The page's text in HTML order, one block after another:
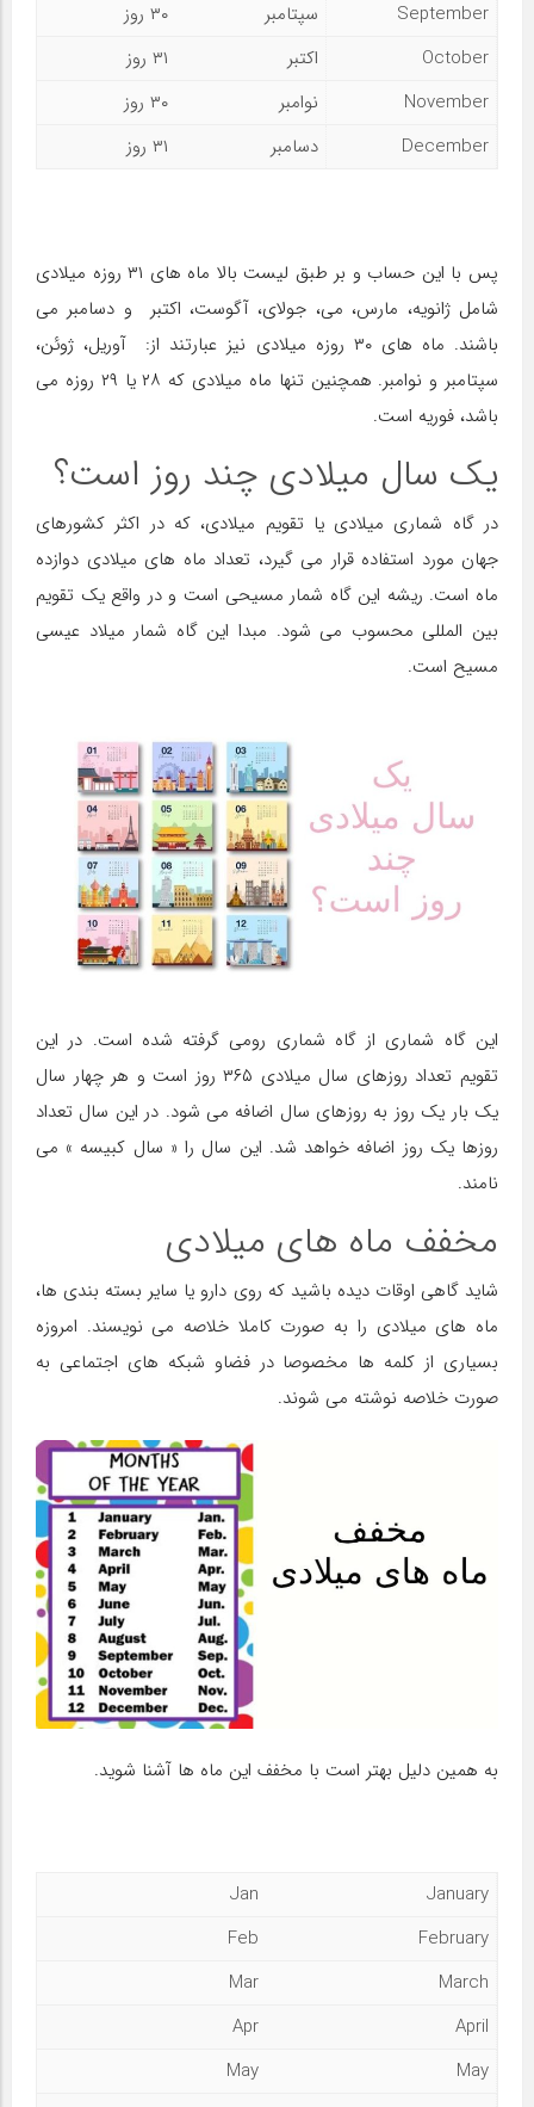
September
سپتامبر
۳۰ روز
October
اکتبر
۳۱ روز
November
نوامبر
۳۰ روز
December
دسامبر ۳۱ روز
پس با این حساب و بر طبق لیست بالا ماه های ۳۱ روزه میلادی
شامل ژانویه، مارس، می، جولای، آگوست، اکتبر و دسامبر می
باشند‌. ماه های ۳۰ روزه میلادی نیز عبارتند از: آوریل، ژوئن،
سپتامبر و نوامبر. همچنین تنها ماه میلادی که ۲۸ یا ۲۹ روزه می
باشد، فوریه است.
یک سال میلادی چند روز است؟
در گاه شماری میلادی یا تقویم میلادی، که در اکثر کشورهای
جهان مورد استفاده قرار می گیرد، تعداد ماه های میلادی دوازده
ماه است. ریشه این گاه شمار مسیحی است و در واقع یک تقویم
بین المللی محسوب می شود. مبدا این گاه شمار میلاد عیسی
مسیح است.
این گاه شماری از گاه شماری رومی گرفته شده است. در این
تقویم تعداد روزهای سال میلادی ۳۶۵ روز است و هر چهار سال
یک بار یک‌ روز به روزهای سال اضافه می شود. در این سال تعداد
روزها یک روز اضافه خواهد شد. این سال را « سال کبیسه » می
نامند.
مخفف ماه های میلادی
شاید گاهی اوقات دیده باشید که روی دارو یا سایر بسته بندی ها،
ماه های میلادی را به صورت کاملا خلاصه می نویسند. امروزه
بسیاری از کلمه ها مخصوصا در فضاو شبکه های اجتماعی به
صورت خلاصه نوشته می شوند‌.
به همین دلیل بهتر است با مخفف این ماه ها آشنا شوید.
January
Jan
February
Feb
March
Mar
April
Apr
May
May